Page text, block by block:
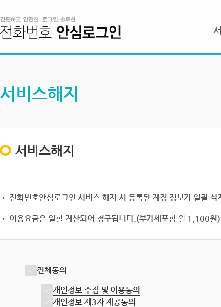
서비스해지
서비스해지
• 전화번호안심로그인 서비스 해지 시 등록된 계정 정보가 일괄
• 이용요금은 일할 계산되어 청구됩니다.(부가세포함 월 1,100원)
전체동의
개인정보 수집 및 이용동의
개인정보 제3자 제공동의